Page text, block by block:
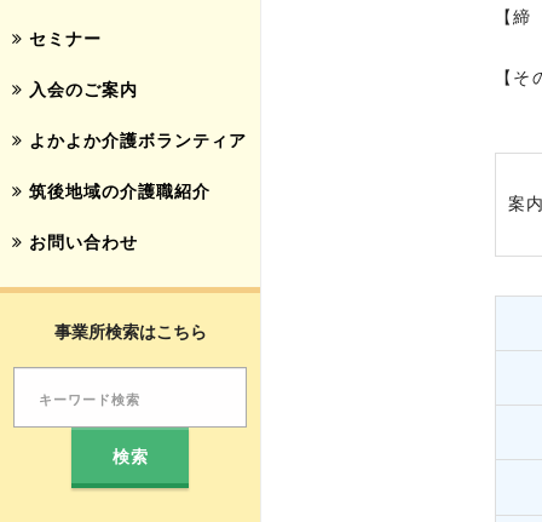
セミナー
入会のご案内
よかよか介護ボランティア
筑後地域の介護職紹介
お問い合わせ
事業所検索はこちら
【
【
案